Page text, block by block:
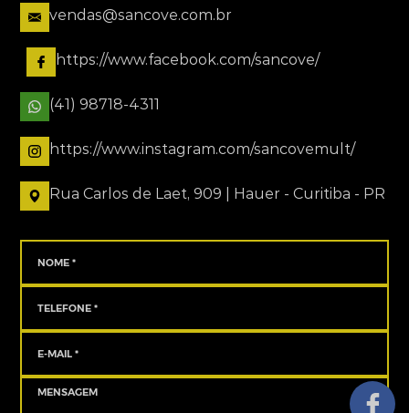
vendas@sancove.com.br
https://www.facebook.com/sancove/
(41) 98718-4311
https://www.instagram.com/sancovemult/
Rua Carlos de Laet, 909 | Hauer - Curitiba - PR